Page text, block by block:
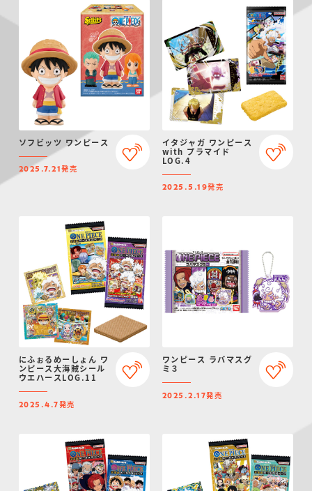
ソフビッツ ワンピース
2025.7.21発売
イタジャガ ワンピース
with プラマイド
LOG.4
2025.5.19発売
にふぉるめーしょん ワ
ンピース大海賊シール
ウエハースLOG.11
2025.4.7発売
ワンピース ラバマスグ
ミ３
2025.2.17発売